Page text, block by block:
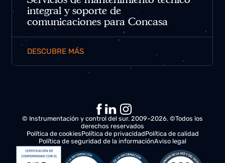
Mantenimiento
Servicios de mantenimiento técnico
integral y soporte de
DESCUBRE MÁS